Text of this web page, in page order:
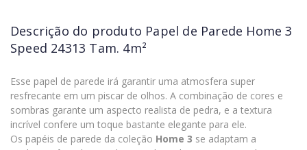
Descrição do produto Papel de Parede Home 3
Speed 24313 Tam. 4m²
Esse papel de parede irá garantir uma atmosfera super
resfrecante em um piscar de olhos. A combinação de cores e
sombras garante um aspecto realista de pedra, e a textura
incrível confere um toque bastante elegante para ele.
Os papéis de parede da coleção Home 3 se adaptam a